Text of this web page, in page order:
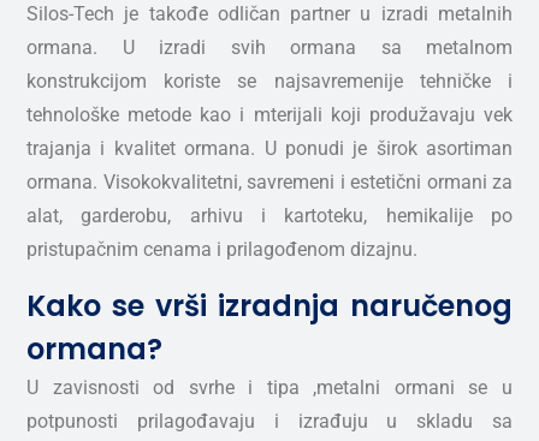
Silos-Tech je takođe odličan partner u izradi metalnih
ormana. U izradi svih ormana sa metalnom
konstrukcijom koriste se najsavremenije tehničke i
tehnološke metode kao i mterijali koji produžavaju vek
trajanja i kvalitet ormana. U ponudi je širok asortiman
ormana. Visokokvalitetni, savremeni i estetični ormani za
alat, garderobu, arhivu i kartoteku, hemikalije po
pristupačnim cenama i prilagođenom dizajnu.
Kako se vrši izradnja naručenog
ormana?
U zavisnosti od svrhe i tipa ,metalni ormani se u
potpunosti prilagođavaju i izrađuju u skladu sa